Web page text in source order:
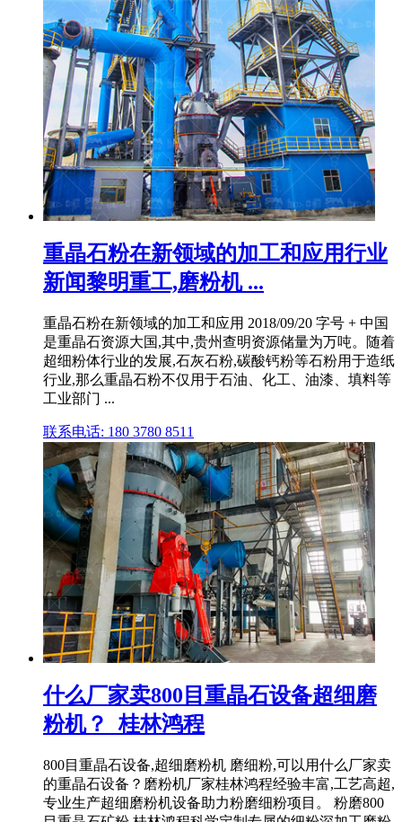
重晶石粉在新领域的加工和应用行业
新闻黎明重工,磨粉机 ...
重晶石粉在新领域的加工和应用 2018/09/20 字号 + 中国
是重晶石资源大国,其中,贵州查明资源储量为万吨。随着
超细粉体行业的发展,石灰石粉,碳酸钙粉等石粉用于造纸
行业,那么重晶石粉不仅用于石油、化工、油漆、填料等
工业部门 ...
联系电话: 180 3780 8511
什么厂家卖800目重晶石设备超细磨
粉机？_桂林鸿程
800目重晶石设备,超细磨粉机 磨细粉,可以用什么厂家卖
的重晶石设备？磨粉机厂家桂林鸿程经验丰富,工艺高超,
专业生产超细磨粉机设备助力粉磨细粉项目。 粉磨800